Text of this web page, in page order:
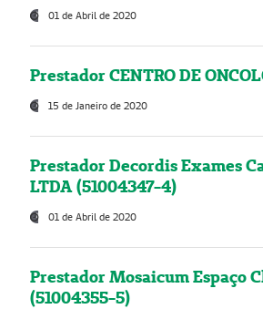
01 de Abril de 2020
Prestador CENTRO DE
15 de Janeiro de 2020
Prestador Decordis Exames
LTDA (51004347-4)
01 de Abril de 2020
Prestador Mosaicum Espaço
(51004355-5)